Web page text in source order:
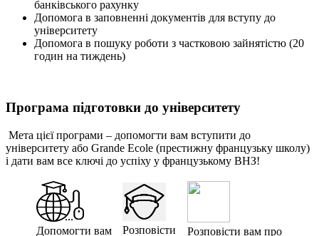
банківського рахунку
Допомога в заповненні документів для вступу до
університету
Допомога в пошуку роботи з частковою зайнятістю (20
годин на тиждень)
Програма підготовки до університету
Мета цієї програми – допомогти вам вступити до
університету або Grande Ecole (престижну французьку школу)
і дати вам все ключі до успіху у французькому ВНЗ!
Допомогти вам
Розповісти
Розповісти вам про